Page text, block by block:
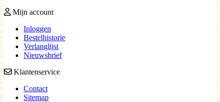
Mijn account
Inloggen
Bestelhistorie
Verlanglijst
Nieuwsbrief
Klantenservice
Contact
Sitemap